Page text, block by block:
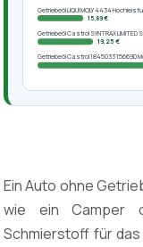
Getriebeöl LIQUI MOLY 4434
15,89 €
Getriebeöl Castrol SYNTRAX LIMITED
19,25 €
Getriebeöl Castrol 1845033 15669D
Ein Auto ohne
wie ein Camper
Schmierstoff für